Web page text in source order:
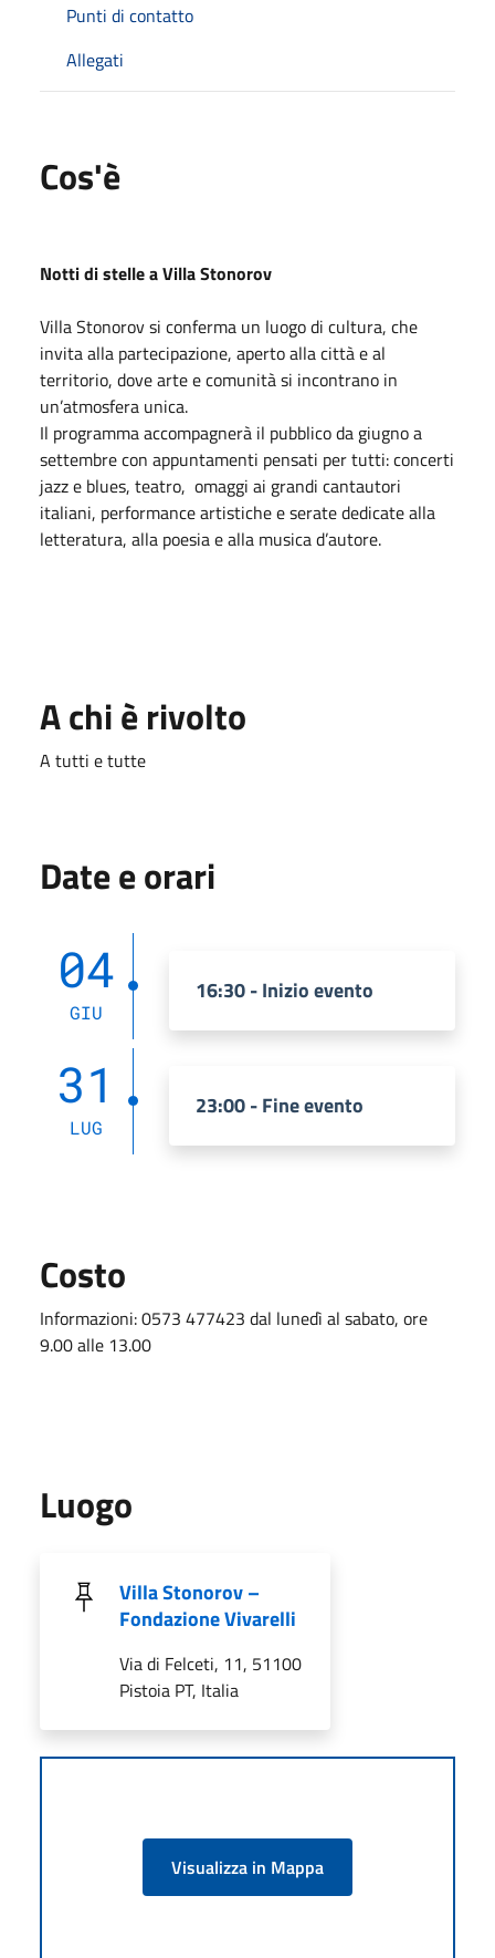
Punti di contatto
Allegati
Cos'è
Notti di stelle a Villa Stonorov
Villa Stonorov si conferma un luogo di cultura, che
invita alla partecipazione, aperto alla città e al
territorio, dove arte e comunità si incontrano in
un’atmosfera unica.
Il programma accompagnerà il pubblico da giugno a
settembre con appuntamenti pensati per tutti: concerti
jazz e blues, teatro, omaggi ai grandi cantautori
italiani, performance artistiche e serate dedicate alla
letteratura, alla poesia e alla musica d’autore.
A chi è rivolto
A tutti e tutte
Date e orari
04
GIU
16:30 - Inizio evento
31
LUG
23:00 - Fine evento
Costo
Informazioni:0573 477423 dal lunedì al sabato, ore
9.00 alle 13.00
Luogo
Villa Stonorov –
Fondazione Vivarelli
Via di Felceti, 11, 51100
Pistoia PT, Italia
Visualizza in Mappa